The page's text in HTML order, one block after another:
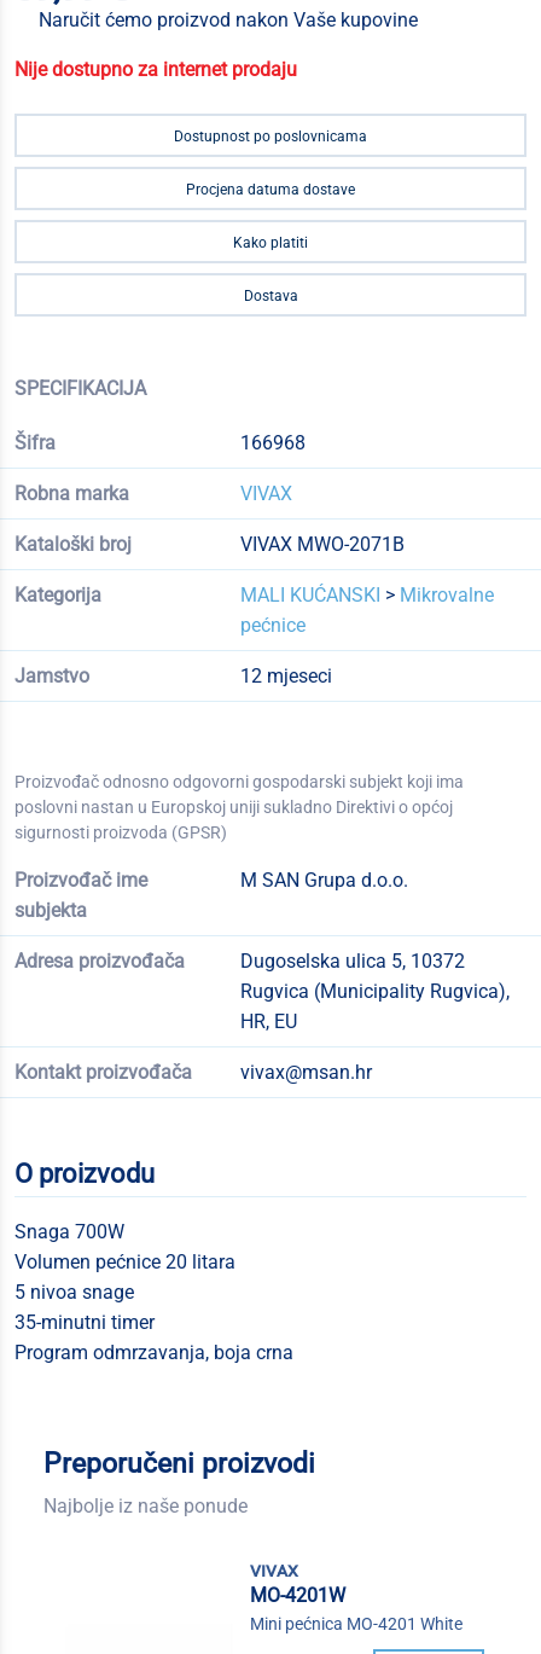
Naručit ćemo proizvod nakon Vaše kupovine
Nije dostupno za internet prodaju
Dostupnost po poslovnicama
Procjena datuma dostave
Kako platiti
Dostava
SPECIFIKACIJA
Šifra 166968
Robna marka VIVAX
Kataloški broj VIVAX MWO-2071B
Kategorija MALI KUĆANSKI > Mikrovalne
pećnice
Jamstvo 12 mjeseci
Proizvođač odnosno odgovorni gospodarski subjekt koji ima
poslovni nastan u Europskoj uniji sukladno Direktivi o općoj
sigurnosti proizvoda (GPSR)
Proizvođač ime
subjekta
M SAN Grupa d.o.o.
Adresa proizvođača
Dugoselska ulica 5, 10372
Rugvica (Municipality Rugvica),
HR, EU
Kontakt proizvođača vivax@msan.hr
O proizvodu
Snaga 700W
Volumen pećnice 20 litara
5 nivoa snage
35-minutni timer
Program odmrzavanja, boja crna
Preporučeni proizvodi
Najbolje iz naše ponude
vivax
MO-4201W
Mini pećnica MO-4201 White